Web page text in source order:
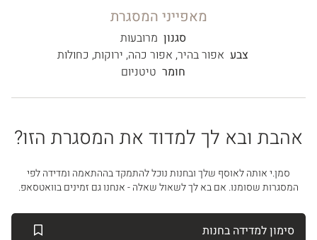
מאפייני המסגרת
סגנון מרובעות
צבע אפור בהיר, אפור כהה, ירוקות, כחולות
חומר טיטניום
אהבת ובא לך למדוד את המסגרת הזו?
סמן.י אותה לאוסף שלך ובחנות נוכל להתמקד בההתאמה ומדידה לפי
המסגרות שסומנו. אם בא לך לשאול שאלה - אנחנו גם זמינים בוואטסאפ.
סימון למדידה בחנות